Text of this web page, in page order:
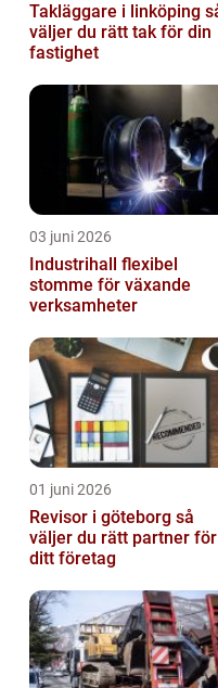
Takläggare i linköping så
väljer du rätt tak för din
fastighet
03 juni 2026
Industrihall flexibel
stomme för växande
verksamheter
01 juni 2026
Revisor i göteborg så
väljer du rätt partner för
ditt företag